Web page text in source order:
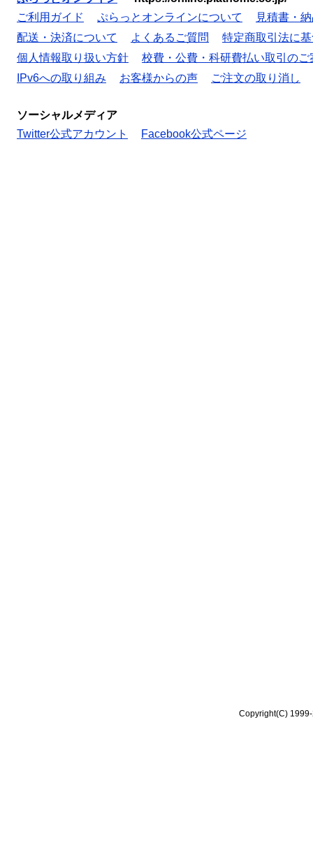
ご利用ガイド
ぷらっとオンラインについて
見積書・
配送・決済について
よくあるご質問
特定商取引法に
個人情報取り扱い方針
校費・公費・科研費払い取引のご
IPv6への取り組み
お客様からの声 ご注文の取り消し
ソーシャルメディア
Twitter公式アカウント
Facebook公式ページ
Copyright(C)